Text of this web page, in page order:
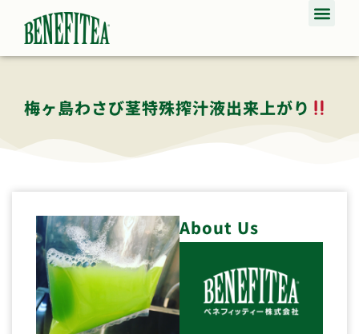
梅ヶ島わさび茎特殊搾汁液出来上がり
About Us